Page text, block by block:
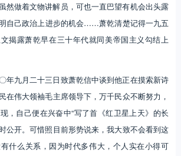
着文物讲解员，可也一直巴望有机会出头露
自己政治上进步的机会……萧乾清楚记得一九五
揭露萧乾早在三十年代就同美帝国主义勾结上
九月二十三日致萧乾信中谈到他正在摸索新诗
在伟大领袖毛主席领导下，万千民众不断努力，
，自己便在兴奋中“写了首《红卫星上天》的长
公开。可惜照目前形势说来，我大致不会看到这
什么关系，因为时代多伟大，个人实在小得可